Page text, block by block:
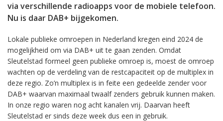
via verschillende radioapps voor de mobiele telefoon.
Nu is daar DAB+ bijgekomen.
Lokale publieke omroepen in Nederland kregen eind 2024 de
mogelijkheid om via DAB+ uit te gaan zenden. Omdat
Sleutelstad formeel geen publieke omroep is, moest de omroep
wachten op de verdeling van de restcapaciteit op de multiplex in
deze regio. Zo’n multiplex is in feite een gedeelde zender voor
DAB+ waarvan maximaal twaalf zenders gebruik kunnen maken.
In onze regio waren nog acht kanalen vrij. Daarvan heeft
Sleutelstad er sinds deze week dus een in gebruik.